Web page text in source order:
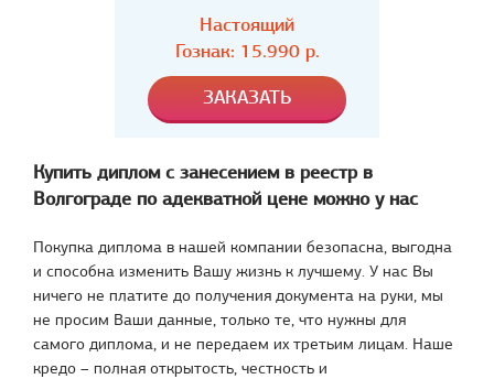
Настоящий
Гознак: 15.990р.
Купить диплом с занесением в реестр в
Волгограде по адекватной цене можно у нас
Покупка диплома в нашей компании безопасна, выгодна
и способна изменить Вашу жизнь к лучшему. У нас Вы
ничего не платите до получения документа на руки, мы
не просим Ваши данные, только те, что нужны для
самого диплома, и не передаем их третьим лицам. Наше
кредо – полная открытость, честность и